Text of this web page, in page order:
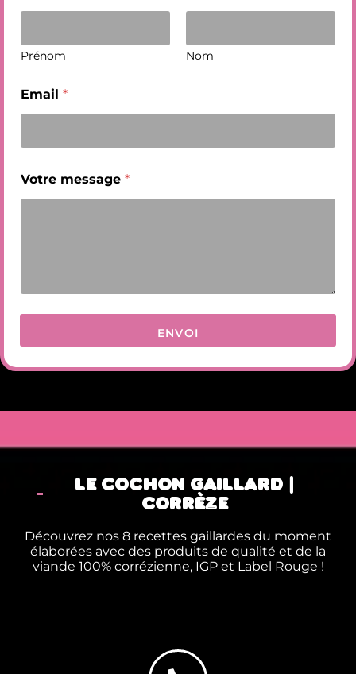
Prénom Nom
Email *
Votre message *
ENVOI
LE COCHON GAILLARD |
CORRÈZE
Découvrez nos 8 recettes gaillardes du moment
élaborées avec des produits de qualité et de la
viande 100% corrézienne, IGP et Label Rouge !